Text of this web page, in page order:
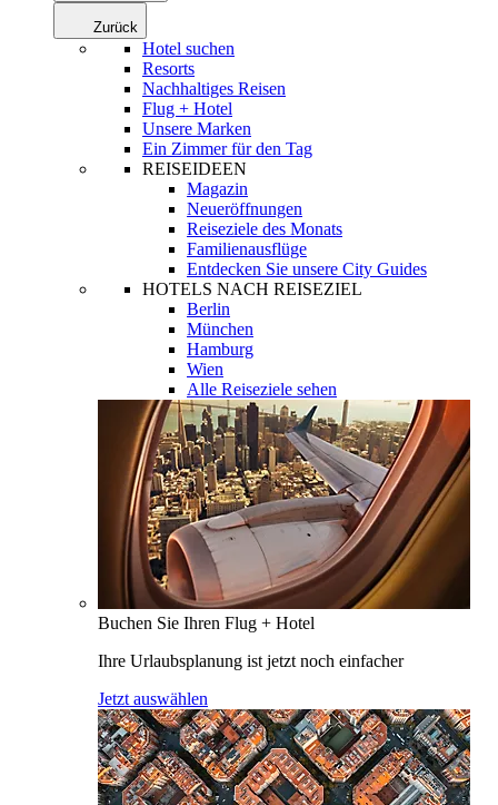
Zurück
Hotel suchen
Resorts
Nachhaltiges Reisen
Flug + Hotel
Unsere Marken
Ein Zimmer für den Tag
REISEIDEEN
Magazin
Neueröffnungen
Reiseziele des Monats
Familienausflüge
Entdecken Sie unsere City Guides
HOTELS NACH REISEZIEL
Berlin
München
Hamburg
Wien
Alle Reiseziele sehen
Buchen Sie Ihren Flug + Hotel
Ihre Urlaubsplanung ist jetzt noch einfacher
Jetzt auswählen